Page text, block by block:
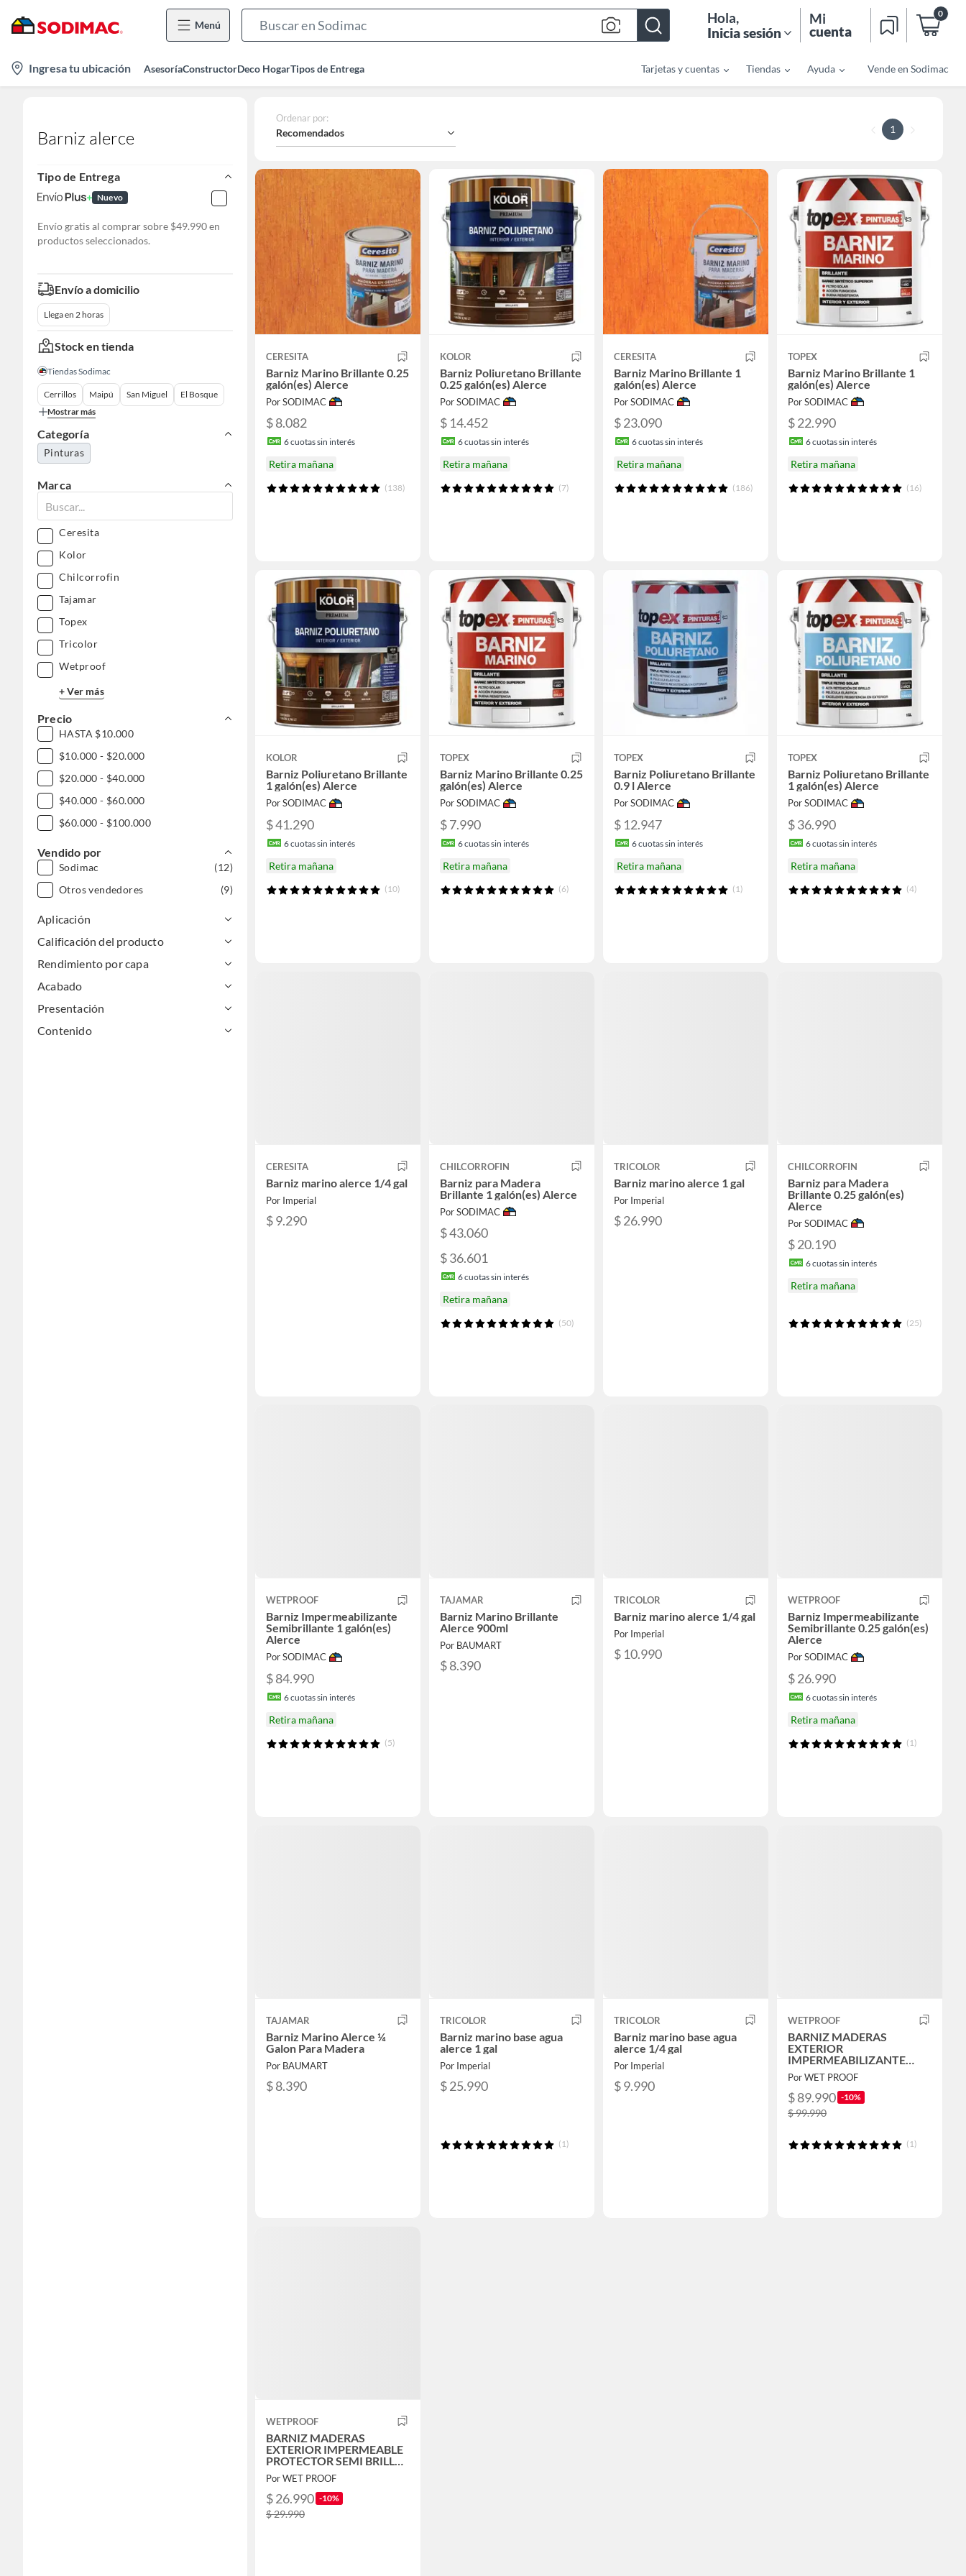
Menú
Bar
Hola,
Inicia sesión
Mi
cuenta
0
location-
icon
Ingresa tu ubicación AsesoríaConstructorDeco HogarTipos de Entrega Tarjetas y cuentas Tiendas Ayuda Vende en Sodimac
Barniz alerce
Tipo de Entrega
Nuevo
Envío gratis al comprar sobre $49.990 en
productos seleccionados.
Envío a domicilio
Llega en 2 horas
Stock en tienda
Tiendas Sodimac
Cerrillos Maipú San Miguel
El Bosque
Mostrar más
Categoría
Pinturas
Marca
Ceresita
Kolor
Chilcorrofin
Tajamar
Topex
Tricolor
Wetproof
+ Ver más
Precio
HASTA $10.000
$10.000 - $20.000
$20.000 - $40.000
$40.000 - $60.000
$60.000 - $100.000
Vendido por
Sodimac
(12)
Otros vendedores
(9)
Aplicación
Calificación del producto
Rendimiento por capa
Acabado
Presentación
Contenido
Ordenar por:
Recomendados 1
CERESITA
Barniz Marino Brillante 0.25
galón(es) Alerce
Por SODIMAC
$ 8.082
6cuotas sin interés
Retira mañana
(138)
KOLOR
Barniz Poliuretano Brillante
0.25 galón(es) Alerce
Por SODIMAC
$ 14.452
6cuotas sin interés
Retira mañana
(7)
CERESITA
Barniz Marino Brillante 1
galón(es) Alerce
Por SODIMAC
$ 23.090
6cuotas sin interés
Retira mañana
(186)
TOPEX
Barniz Marino Brillante 1
galón(es) Alerce
Por SODIMAC
$ 22.990
6cuotas sin interés
Retira mañana
(16)
KOLOR
Barniz Poliuretano Brillante
1 galón(es) Alerce
Por SODIMAC
$ 41.290
6cuotas sin interés
Retira mañana
(10)
TOPEX
Barniz Marino Brillante 0.25
galón(es) Alerce
Por SODIMAC
$ 7.990
6cuotas sin interés
Retira mañana
(6)
TOPEX
Barniz Poliuretano Brillante
0.9 l Alerce
Por SODIMAC
$ 12.947
6cuotas sin interés
Retira mañana
(1)
TOPEX
Barniz Poliuretano Brillante
1 galón(es) Alerce
Por SODIMAC
$ 36.990
6cuotas sin interés
Retira mañana
(4)
CERESITA
Barniz marino alerce 1/4 gal
Por Imperial
$ 9.290
CHILCORROFIN
Barniz para Madera
Brillante 1 galón(es) Alerce
Por SODIMAC
$ 43.060
$ 36.601
6cuotas sin interés
Retira mañana
(50)
TRICOLOR
Barniz marino alerce 1 gal
Por Imperial
$ 26.990
CHILCORROFIN
Barniz para Madera
Brillante 0.25 galón(es)
Alerce
Por SODIMAC
$ 20.190
6cuotas sin interés
Retira mañana
(25)
WETPROOF
Barniz Impermeabilizante
Semibrillante 1 galón(es)
Alerce
Por SODIMAC
$ 84.990
6cuotas sin interés
Retira mañana
(5)
TAJAMAR
Barniz Marino Brillante
Alerce 900ml
Por BAUMART
$ 8.390
TRICOLOR
Barniz marino alerce 1/4 gal
Por Imperial
$ 10.990
WETPROOF
Barniz Impermeabilizante
Semibrillante 0.25 galón(es)
Alerce
Por SODIMAC
$ 26.990
6cuotas sin interés
Retira mañana
(1)
TAJAMAR
Barniz Marino Alerce ¼
Galon Para Madera
Por BAUMART
$ 8.390
TRICOLOR
Barniz marino base agua
alerce 1 gal
Por Imperial
$ 25.990
(1)
TRICOLOR
Barniz marino base agua
alerce 1/4 gal
Por Imperial
$ 9.990
WETPROOF
BARNIZ MADERAS
EXTERIOR
IMPERMEABILIZANTE
PROTECTOR SEMIBRILLO
AL AGUA WET PROOF®
EXTRA ALERCE 1 GAL
Por WET PROOF
$ 89.990 -10%
$ 99.990
(1)
WETPROOF
BARNIZ MADERAS
EXTERIOR IMPERMEABLE
PROTECTOR SEMI BRILLO
AL AGUA WET PROOF®
EXTRA ALERCE 1-4 GL
Por WET PROOF
$ 26.990 -10%
$ 29.990